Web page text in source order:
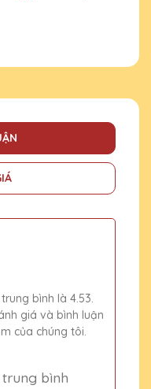
bình là 4.53.
giá và bình luận
của chúng tôi.
bình